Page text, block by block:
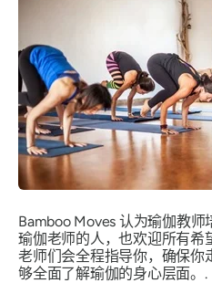
Bamboo Moves 认为瑜伽教
瑜伽老师的人，也欢迎所有希
老师们会全程指导你，确保你
够全面了解瑜伽的身心层面。.